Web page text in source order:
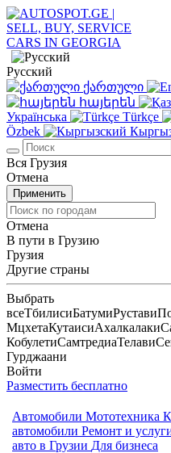
Русский
ქართული
հայերեն
Українська
Türkçe
Özbek
Вся Грузия
Отмена
Применить
Отмена
В пути в Грузию
Грузия
Другие страны
Выбрать
всеТбилисиБатумиРустави
МцхетаКутаисиАхалкалаки
КобулетиСамтредиаТелави
Гурджаани
Войти
Разместить бесплатно
Автомобили Мототехника
автомобили Ремонт и
авто в Грузии Для бизнеса